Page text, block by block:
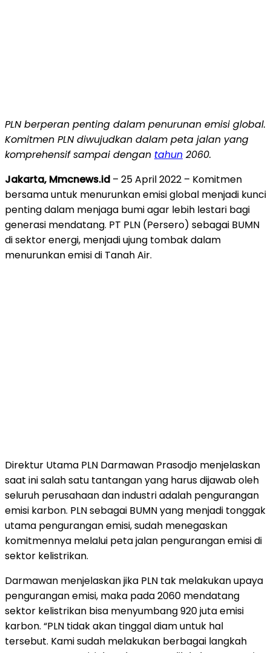
PLN berperan penting dalam penurunan emisi global.
Komitmen PLN diwujudkan dalam peta jalan yang
komprehensif sampai dengan tahun 2060.
Jakarta, Mmcnews.id – 25 April 2022 – Komitmen
bersama untuk menurunkan emisi global menjadi kunci
penting dalam menjaga bumi agar lebih lestari bagi
generasi mendatang. PT PLN (Persero) sebagai BUMN
di sektor energi, menjadi ujung tombak dalam
menurunkan emisi di Tanah Air.
Direktur Utama PLN Darmawan Prasodjo menjelaskan
saat ini salah satu tantangan yang harus dijawab oleh
seluruh perusahaan dan industri adalah pengurangan
emisi karbon. PLN sebagai BUMN yang menjadi tonggak
utama pengurangan emisi, sudah menegaskan
komitmennya melalui peta jalan pengurangan emisi di
sektor kelistrikan.
Darmawan menjelaskan jika PLN tak melakukan upaya
pengurangan emisi, maka pada 2060 mendatang
sektor kelistrikan bisa menyumbang 920 juta emisi
karbon. “PLN tidak akan tinggal diam untuk hal
tersebut. Kami sudah melakukan berbagai langkah